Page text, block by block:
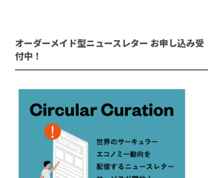
オーダーメイド型ニュースレター お申し込み受
付中！